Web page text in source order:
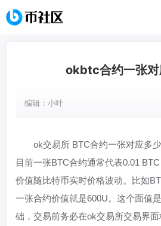
okbtc合约一张对
编辑： 小叶
ok交易所 BTC合约一张对应多
目前一张BTC合约通常代表0.01 BTC
价值随比特币实时价格波动。比如
一张合约价值就是600U。这个面值
础，交易前务必在ok交易所交易界